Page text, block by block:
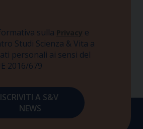
sulla Privacy e
Studi Scienza & Vita a
personali ai sensi del
2016/679